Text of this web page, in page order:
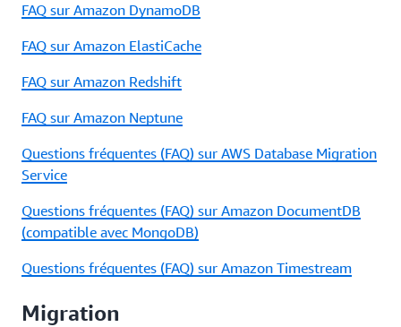
FAQ sur Amazon DynamoDB
FAQ sur Amazon ElastiCache
FAQ sur Amazon Redshift
FAQ sur Amazon Neptune
Questions fréquentes (FAQ) sur AWS Database Migration
Service
Questions fréquentes (FAQ) sur Amazon DocumentDB
(compatible avec MongoDB)
Questions fréquentes (FAQ) sur Amazon Timestream
Migration